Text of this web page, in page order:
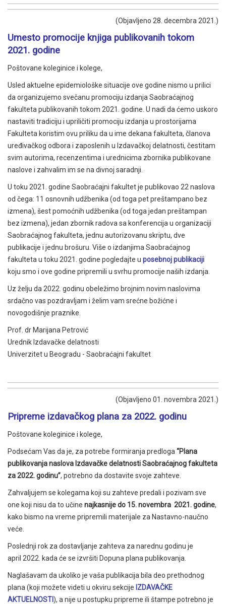
(Objavljeno 28. decembra 2021.)
Umesto promocije knjiga publikovanih tokom
2021. godine
Poštovane koleginice i kolege,
Usled aktuelne epidemiološke situacije ove godine nismo u prilici
da organizujemo svečanu promociju izdanja Saobraćajnog
fakulteta publikovanih tokom 2021. godine. U nadi da ćemo uskoro
nastaviti tradiciju i upriličiti promociju izdanja u prostorijama
Fakulteta koristim ovu priliku da u ime dekana fakulteta, članova
uređivačkog odbora i zaposlenih u Izdavačkoj delatnosti, čestitam
svim autorima, recenzentima i urednicima zbornika publikovane
naslove i zahvalim im se na divnoj saradnji.
U toku 2021. godine Saobraćajni fakultet je publikovao 22 naslova
od čega: 11 osnovnih udžbenika (od toga pet preštampano bez
izmena), šest pomoćnih udžbenika (od toga jedan preštampan
bez izmena), jedan zbornik radova sa konferencija u organizaciji
Saobraćajnog fakulteta, jednu autorizovanu skriptu, dve
publikacije i jednu brošuru. Više o izdanjima Saobraćajnog
fakulteta u toku 2021. godine pogledajte u posebnoj publikaciji
koju smo i ove godine pripremili u svrhu promocije naših izdanja.
Uz želju da 2022. godinu obeležimo brojnim novim naslovima
srdačno vas pozdravljam i želim vam srećne božićne i
novogodišnje praznike.
Prof. dr Marijana Petrović
Urednik Izdavačke delatnosti
Univerzitet u Beogradu - Saobraćajni fakultet
(Objavljeno 01. novembra 2021.)
Pripreme izdavačkog plana za 2022. godinu
Poštovane koleginice i kolege,
Podsećam Vas da je, za potrebe formiranja predloga “Plana
publikovanja naslova Izdavačke delatnosti Saobraćajnog fakulteta
za 2022. godinu”, potrebno da dostavite svoje zahteve.
Zahvaljujem se kolegama koji su zahteve predali i pozivam sve
one koji nisu da to učine najkasnije do 15.novembra 2021. godine,
kako bismo na vreme pripremili materijale za Nastavno-naučno
veće.
Poslednji rok za dostavljanje zahteva za narednu godinu je
april 2022. kada će se izvršiti Dopuna plana publikovanja.
Naglašavam da ukoliko je vaša publikacija bila deo prethodnog
plana (koji možete videti u okviru sekcije IZDAVAČKE
AKTUELNOSTI), a nije u postupku pripreme ili štampe potrebno je